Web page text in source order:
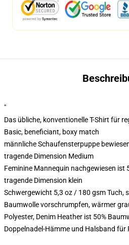
"
Das übliche, konventionelle T-Shirt für
Basic, beneficiant, boxy match
männliche Schaufensterpuppe
tragende Dimension Medium
Feminine Mannequin nachgewiesen ist
tragende Dimension klein
Schwergewicht 5,3 oz / 180 gsm Tuch,
Baumwolle vorschrumpfen, wärmer
Polyester, Denim Heather ist 50%
Doppelnadel-Hämme und Halsband für